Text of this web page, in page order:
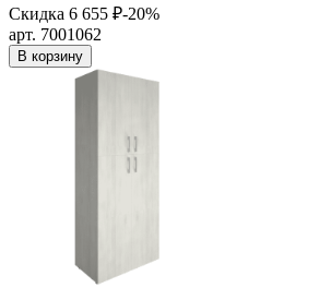
Скидка 6 655 ₽-20%
арт. 7001062
В корзину